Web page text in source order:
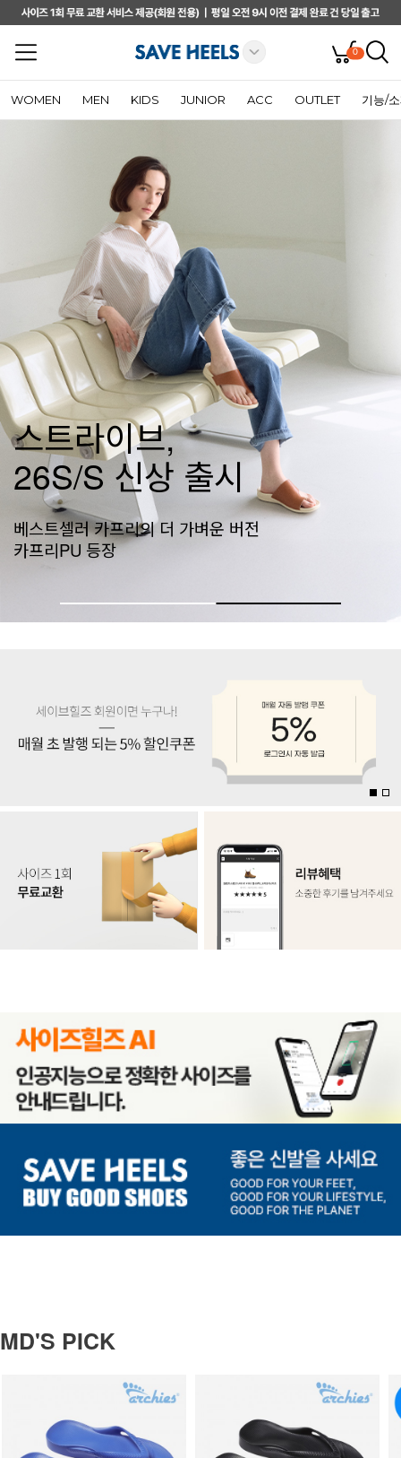
0
WOMEN MEN KIDS JUNIOR ACC OUTLET 기능/
스트라이브,
26S/S 신상 출시
베스트셀러 카프리의 더 가벼운 버전
카프리PU 등장
MD'S PICK